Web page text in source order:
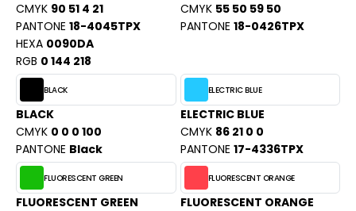
SHIRT
SHIRT
PROFESSIONNELLE
- BLOUSON
- BLANKS
COOL
HOODS
T'S
CMYK 90 51 4 21
PANTONE 18-4045TPX
HEXA 0090DA
RGB 0 144 218
CMYK 55 50 59 50
PANTONE 18-0426TPX
BLACK
BLACK
CMYK 0 0 0 100
PANTONE Black
ELECTRIC BLUE
ELECTRIC BLUE
CMYK 86 21 0 0
PANTONE 17-4336TPX
FLUORESCENT GREEN
FLUORESCENT GREEN
FLUORESCENT ORANGE
FLUORESCENT ORANGE